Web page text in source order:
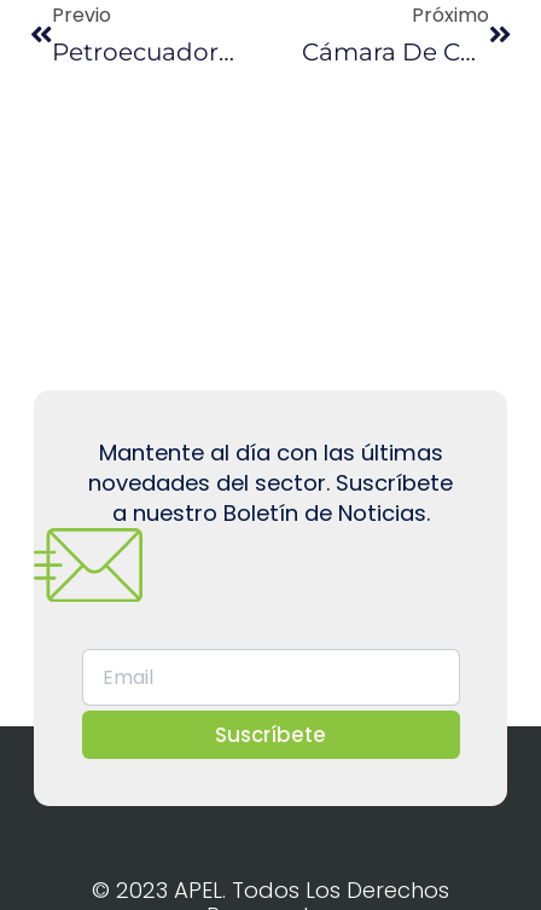
Previo
Petroecuador Sigue En Su Intento Por Ganar Más Por Su Petróleo
Próximo
Cámara De Comercio De Lima Pide Denunciar Tasa Aduanera De Ecuador
Mantente al día con las últimas
novedades del sector. Suscríbete
a nuestro Boletín de Noticias.
Suscríbete
© 2023 APEL. Todos Los Derechos